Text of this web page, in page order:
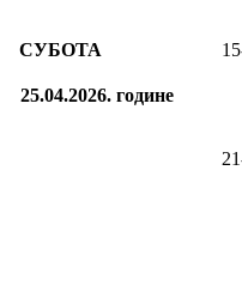
СУБОТА
25.04.2026.године
15